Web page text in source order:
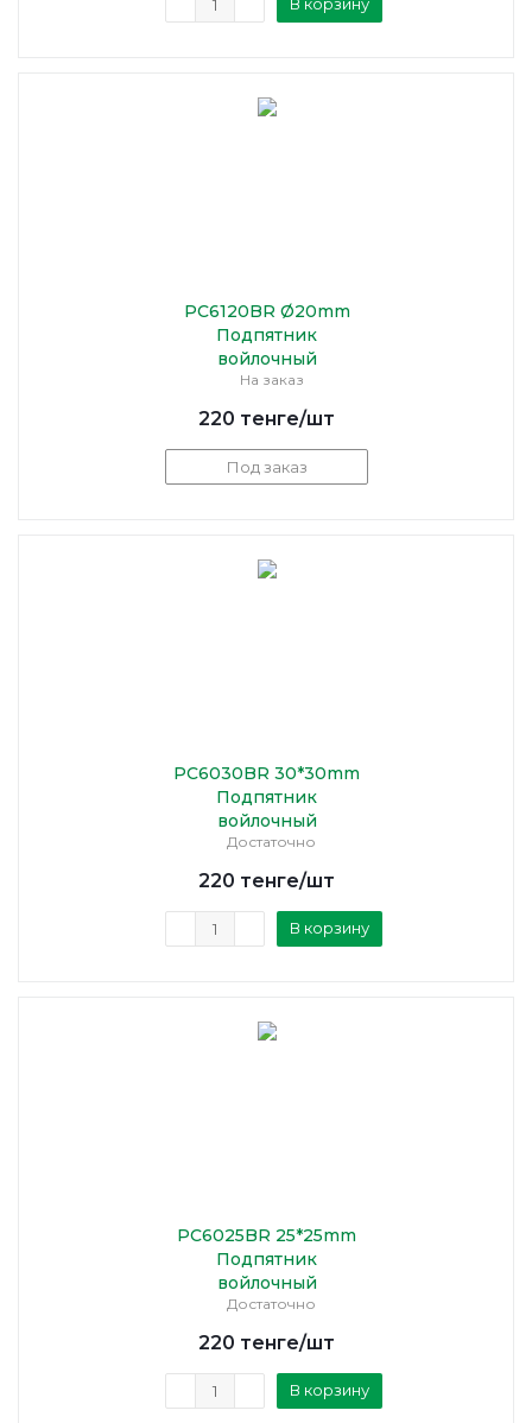
PC6120BR Ø20mm
Подпятник
войлочный
На заказ
220 тенге/шт
Под заказ
PC6030BR 30*30mm
Подпятник
войлочный
Достаточно
220 тенге/шт
В корзину
PC6025BR 25*25mm
Подпятник
войлочный
Достаточно
220 тенге/шт
В корзину